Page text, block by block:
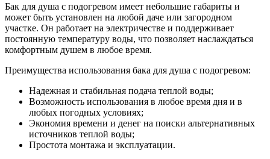
Бак для душа с подогревом имеет небольшие габариты и
может быть установлен на любой даче или загородном
участке. Он работает на электричестве и поддерживает
постоянную температуру воды, что позволяет наслаждаться
комфортным душем в любое время.
Преимущества использования бака для душа с подогревом:
Надежная и стабильная подача теплой воды;
Возможность использования в любое время дня и в
любых погодных условиях;
Экономия времени и денег на поиски альтернативных
источников теплой воды;
Простота монтажа и эксплуатации.